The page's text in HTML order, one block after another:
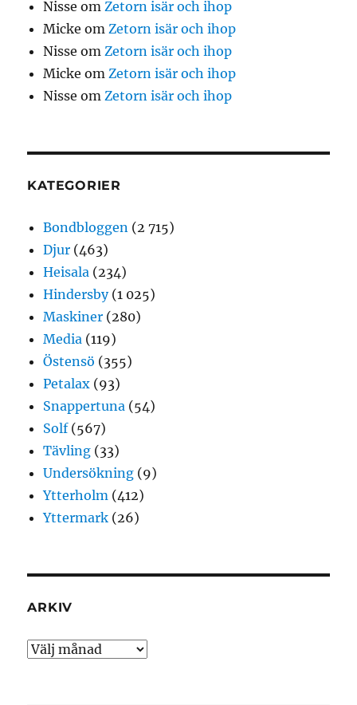
Nisse om Zetorn isär och ihop
Micke om Zetorn isär och ihop
Nisse om Zetorn isär och ihop
Micke om Zetorn isär och ihop
Nisse om Zetorn isär och ihop
KATEGORIER
Bondbloggen (2 715)
Djur (463)
Heisala (234)
Hindersby(1 025)
Maskiner (280)
Media (119)
Östensö (355)
Petalax (93)
Snappertuna (54)
Solf(567)
Tävling (33)
Undersökning (9)
Ytterholm (412)
Yttermark (26)
ARKIV
Arkiv